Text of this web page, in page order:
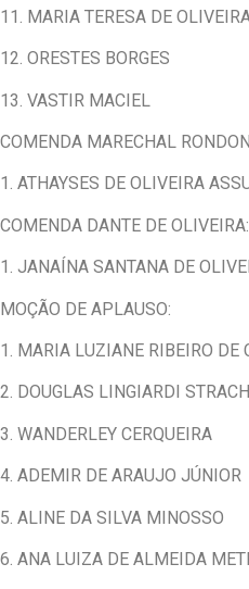
11. MARIA TERESA DE
12. ORESTES BORGES
13. VASTIR MACIEL
COMENDA MARECHAL
1. ATHAYSES DE OLIVEIRA
COMENDA DANTE DE OLIVEIRA:
1. JANAÍNA SANTANA DE
MOÇÃO DE APLAUSO:
1. MARIA LUZIANE RIBEIRO DE
2. DOUGLAS LINGIARDI
3. WANDERLEY CERQUEIRA
4. ADEMIR DE ARAUJO JÚNIOR
5. ALINE DA SILVA MINOSSO
6. ANA LUIZA DE ALMEIDA